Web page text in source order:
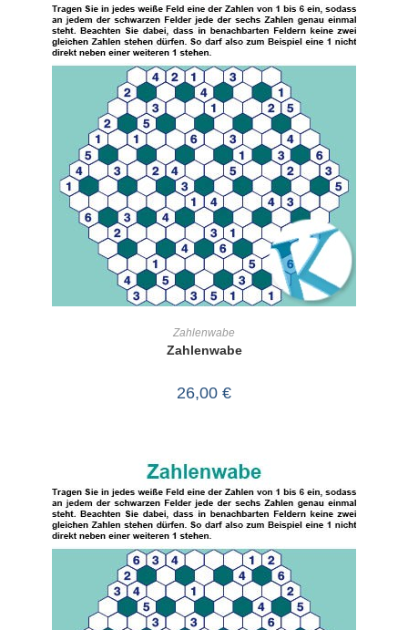
Zahlenwabe
Zahlenwabe
26,00 €